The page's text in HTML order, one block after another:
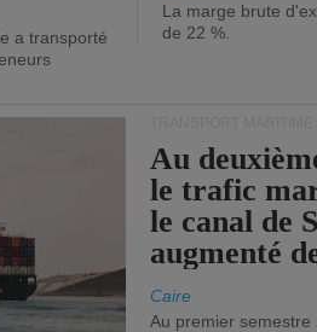
a transporté
La marge brute
de 22 %.
Au
le trafic
le canal de
augmenté
Caire
Au premier